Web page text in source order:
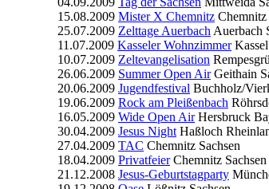
15.08.2009 Mister X Chemnitz Chemnitz
25.07.2009 Zelttage Auerbach Auerbach
11.07.2009 Kasseler Wohnzimmer Kassel
10.07.2009 Zeltevangelisation
26.06.2009 Summer Open Air Geithain
20.06.2009 Jugendfestival Buchholz/
19.06.2009 Rock am Pleißenbach
16.05.2009 Wide Open Air Hersbruck
30.04.2009 Jesus Night Haßloch
27.04.2009 TAC Chemnitz Sachsen
18.04.2009 Privatfeier Chemnitz Sachsen
21.12.2008 Jesus-Geburtstagparty